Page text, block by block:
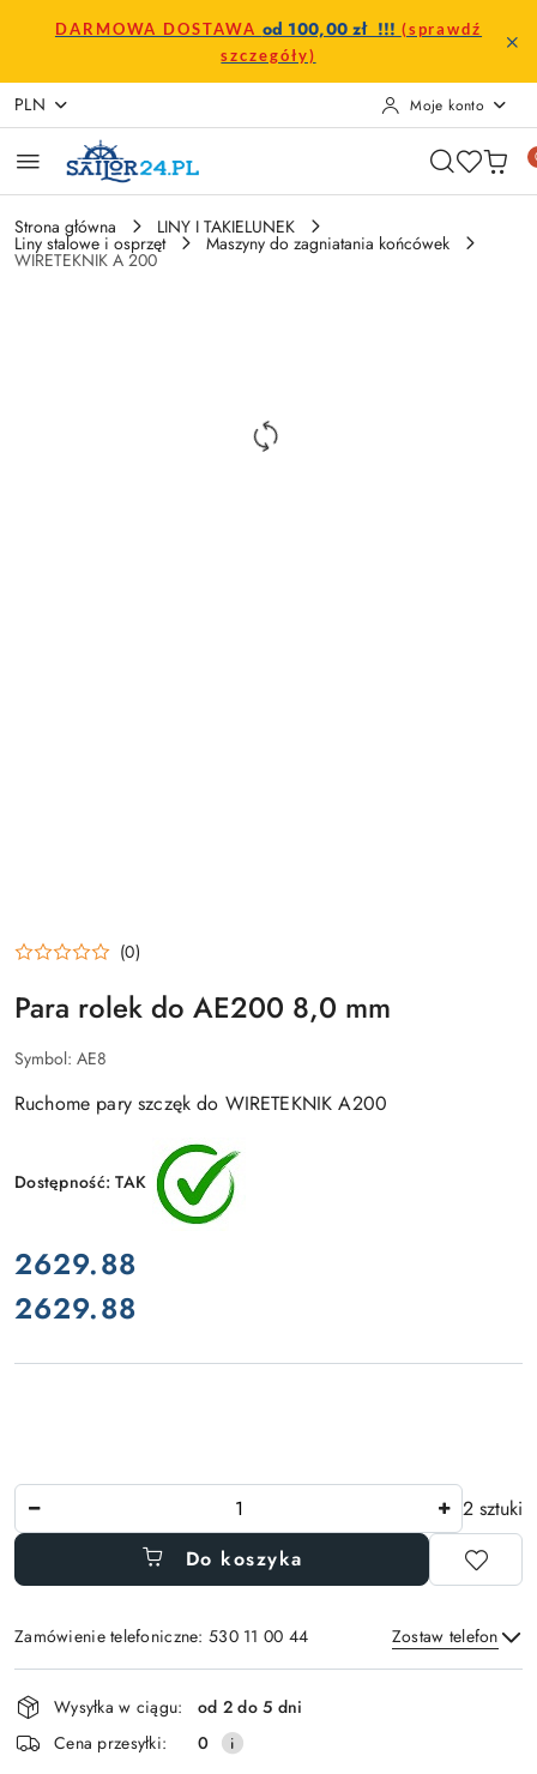
Przejdź do treści głównej
Przejdź do wyszukiwarki
Przejdź do moje konto
Przejdź do menu głównego
Przejdź do opisu produktu
Przejdź do stopki
DARMOWA DOSTAWA od 100,00 zł !!! (sprawdź
szczegóły)
PLN Moje konto
Strona główna LINY I TAKIELUNEK
Liny stalowe i osprzęt Maszyny do zagniatania końcówek
WIRETEKNIK A 200
(0)
Para rolek do AE200 8,0 mm
Symbol: AE8
Ruchome pary szczęk do WIRETEKNIK A200
Dostępność:TAK
cena:
2629.88
Cena:
2629.88
2 sztuki
Do koszyka
Zamówienie telefoniczne: 530 11 00 44 Zostaw telefon
Wyślij
Dostępność
i
dostawa
Wysyłka w ciągu:
od 2 do 5 dni
Cena przesyłki:
0